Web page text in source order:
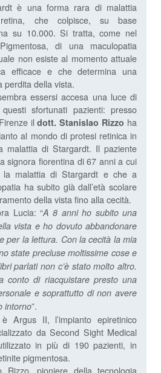
è una forma rara di malattia
che colpisce, su base
su 10.000. Si tratta, come nel
di una maculopatia
non esiste al momento attuale
efficace e che determina una
perdita della vista.
essersi accesa una luce di
sfortunati pazienti: presso
ildott. Stanislao Rizzo ha
al mondo di protesi retinica in
malattia di Stargardt. Il paziente
signora fiorentina di 67 anni a cui
la malattia di Stargardt e che a
ha subito già dall’età scolare
della vista fino alla cecità.
Lucia: “A 8 anni ho subito una
vista e ho dovuto abbandonare
per la lettura. Con la cecità la mia
state precluse moltissime cose e
parlati non c’è stato molto altro.
conto di riacquistare presto una
e soprattutto di non avere
intorno”.
Argus II, l’impianto epiretinico
da Second Sight Medical
in più di 190 pazienti, in
pigmentosa.